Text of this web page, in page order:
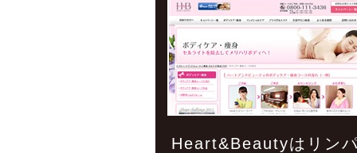
Heart&Beautyはリン